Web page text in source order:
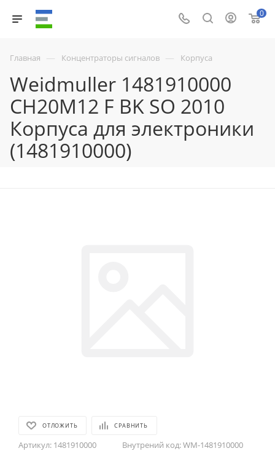
0
Главная — Концентраторы сигналов — Корпуса
Weidmuller 1481910000
CH20M12 F BK SO 2010
Корпуса для электроники
(1481910000)
ОТЛОЖИТЬ СРАВНИТЬ
Артикул: 1481910000 Внутрений код:WM-1481910000